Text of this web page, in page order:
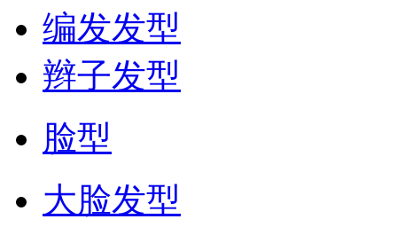
编发发型
辫子发型
脸型
大脸发型